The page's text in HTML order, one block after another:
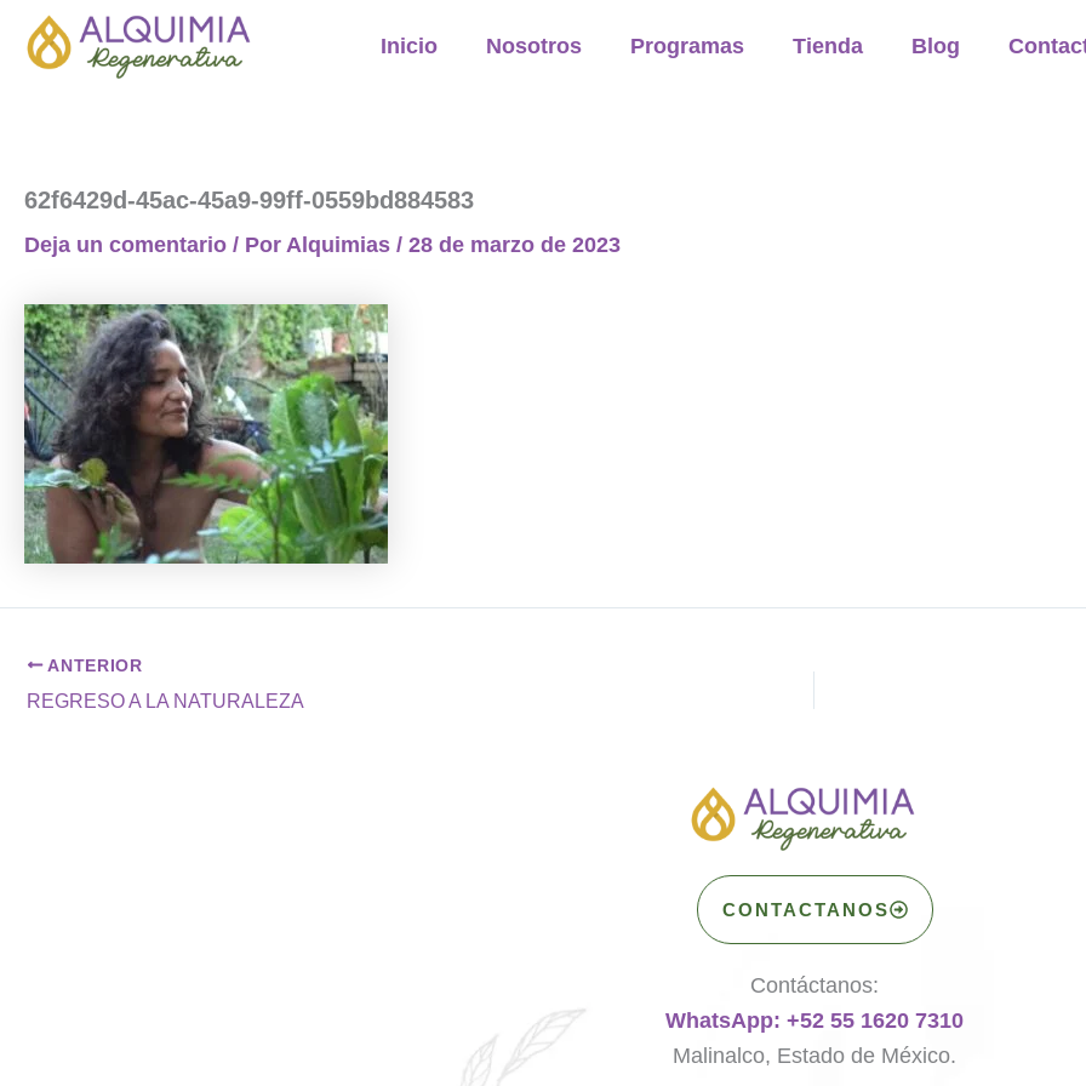
Inicio Nosotros Programas Tienda Blog
62f6429d-45ac-45a9-99ff-0559bd884583
Deja un comentario / Por Alquimias / 28 de marzo de 2023
ANTERIOR
REGRESO A LA NATURALEZA
CONTACTANOS
Contáctanos:
WhatsApp: +52 55 1620 7310
Malinalco, Estado de México.